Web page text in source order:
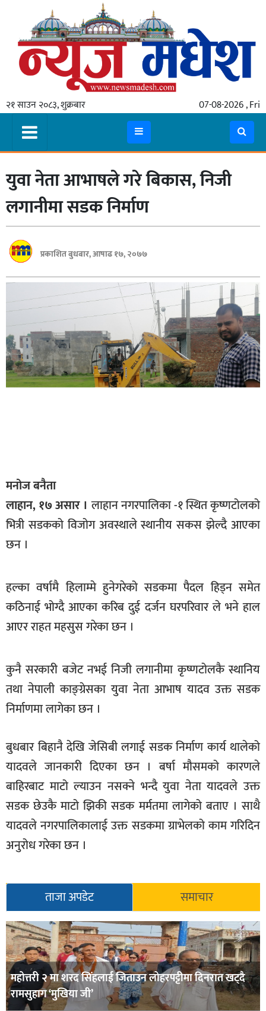
२१ साउन २०८३, शुक्रबार 07-08-2026 , Fri
गृहपृष्ठ
स्थानीय
प्रदेश
मधेश
प्रदेश
लुम्बिनी
गण्डकी
बागमती
कर्णाली
सुदूरपश्चिम
मधेश
विशेष
राजनीति
अन्तरबार्ता
अर्थ
खेलकुद
फोटो
/
भिडियो
समाज
शिक्षा
स्वास्थ्य
युवा नेता आभाषले गरे बिकास, निजी
लगानीमा सडक निर्माण
प्रकाशित बुधबार, आषाढ १७, २०७७
मनोज बनैता
लाहान, १७ असार । लाहान नगरपालिका -१ स्थित कृष्णटोलको
भित्री सडकको विजोग अवस्थाले स्थानीय सकस झेल्दै आएका
छन ।
हल्का वर्षामै हिलाम्मे हुनेगरेको सडकमा पैदल हिड्न समेत
कठिनाई भोग्दै आएका करिब दुई दर्जन घरपरिवार ले भने हाल
आएर राहत महसुस गरेका छन ।
कुनै सरकारी बजेट नभई निजी लगानीमा कृष्णटोलकै स्थानिय
तथा नेपाली काङ्ग्रेसका युवा नेता आभाष यादव उक्त सडक
निर्माणमा लागेका छन ।
बुधबार बिहानै देखि जेसिबी लगाई सडक निर्माण कार्य थालेको
यादवले जानकारी दिएका छन । बर्षा मौसमको कारणले
बाहिरबाट माटो ल्याउन नसक्ने भन्दै युवा नेता यादवले उक्त
सडक छेउकै माटो झिकी सडक मर्मतमा लागेको बताए । साथै
यादवले नगरपालिकालाई उक्त सडकमा ग्राभेलको काम गरिदिन
अनुरोध गरेका छन ।
ताजा अपडेट समाचार
महोत्तरी २ मा शरद सिंहलाई जिताउन लोहरपट्टीमा दिनरात खट्दै
रामसुहाग ‘मुखिया जी’